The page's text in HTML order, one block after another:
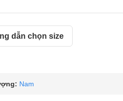
dẫn chọn size
Nam